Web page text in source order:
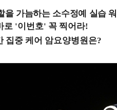
을 가늠하는 소수정예 실습